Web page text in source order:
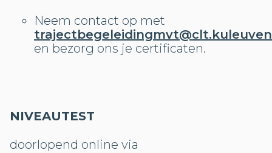
Neem contact op met
en bezorg ons je certificaten.
NIVEAUTEST
doorlopend online via